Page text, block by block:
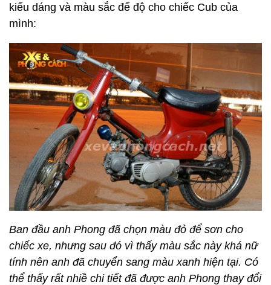
kiểu dáng và màu sắc để độ cho chiếc Cub của
mình:
Ban đầu anh Phong đã chọn màu đỏ để sơn cho
chiếc xe, nhưng sau đó vì thấy màu sắc này khá nữ
tính nên anh đã chuyển sang màu xanh hiện tại. Có
thể thấy rất nhiề chi tiết đã được anh Phong thay đổi